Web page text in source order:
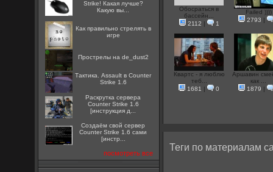
Strike! Какая лучше?
Какую вы...
Как правильно стрелять в
игре
Прострелы на de_dust2
Тактика. Assault в Counter
Strike 1.6
Раскрутка сервера
Counter Strike 1.6
[инструкция д...
Создаём свой сервер
Counter Strike 1.6 сами
[инстр...
посмотреть все
Обосраться в
бассейн...
2112 | 1
Failed ))))
2793 |
Квартс - я люблю
теб...
1681 | 0
Аршавин
как ...
1879 |
Теги по материалам